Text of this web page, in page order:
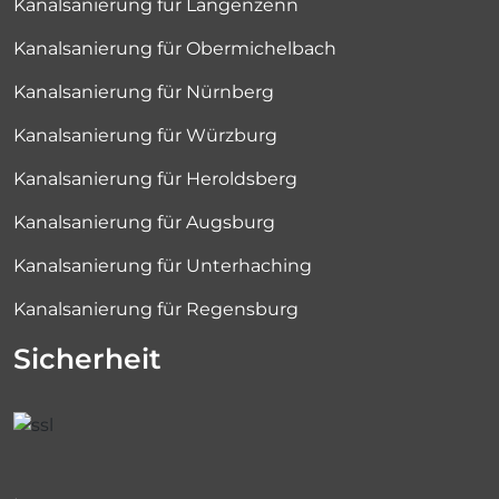
Kanalsanierung für Langenzenn
Kanalsanierung für Obermichelbach
Kanalsanierung für Nürnberg
Kanalsanierung für Würzburg
Kanalsanierung für Heroldsberg
Kanalsanierung für Augsburg
Kanalsanierung für Unterhaching
Kanalsanierung für Regensburg
Sicherheit